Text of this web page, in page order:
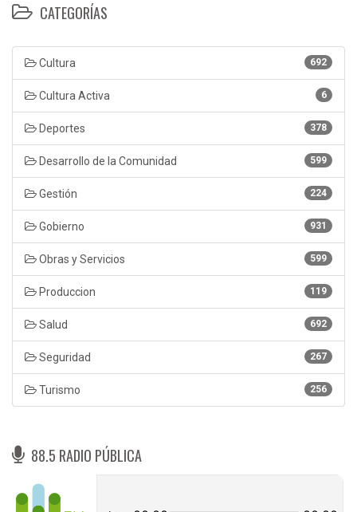
CATEGORÍAS
692
Cultura
6
Cultura Activa
378
Deportes
599
Desarrollo de la Comunidad
224
Gestión
931
Gobierno
599
Obras y Servicios
119
Produccion
692
Salud
267
Seguridad
256
Turismo
88.5 RADIO PÚBLICA